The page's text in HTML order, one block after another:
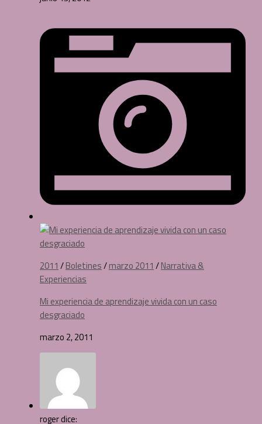
2011 /Boletines/marzo 2011 /Narrativa &
Experiencias
Mi experiencia de aprendizaje vivida con un caso
desgraciado
marzo 2, 2011
roger dice: